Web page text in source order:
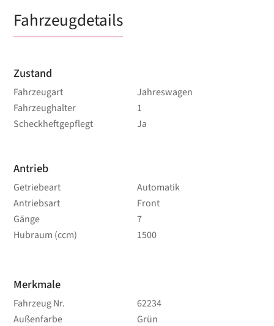
Fahrzeugdetails
Zustand
Fahrzeugart
Jahreswagen
Fahrzeughalter
1
Scheckheftgepflegt
Ja
Antrieb
Getriebeart
Automatik
Antriebsart
Front
Gänge
7
Hubraum (ccm)
1500
Merkmale
Fahrzeug Nr.
62234
Außenfarbe
Grün